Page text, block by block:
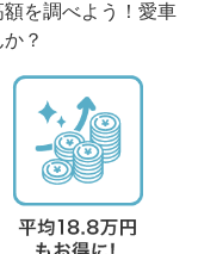
を調べよう！愛車
？